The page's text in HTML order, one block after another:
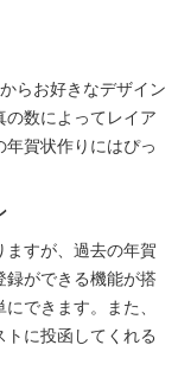
らお好きなデザイン
数によってレイア
賀状作りにはぴっ
すが、過去の年賀
ができる機能が搭
できます。また、
に投函してくれる